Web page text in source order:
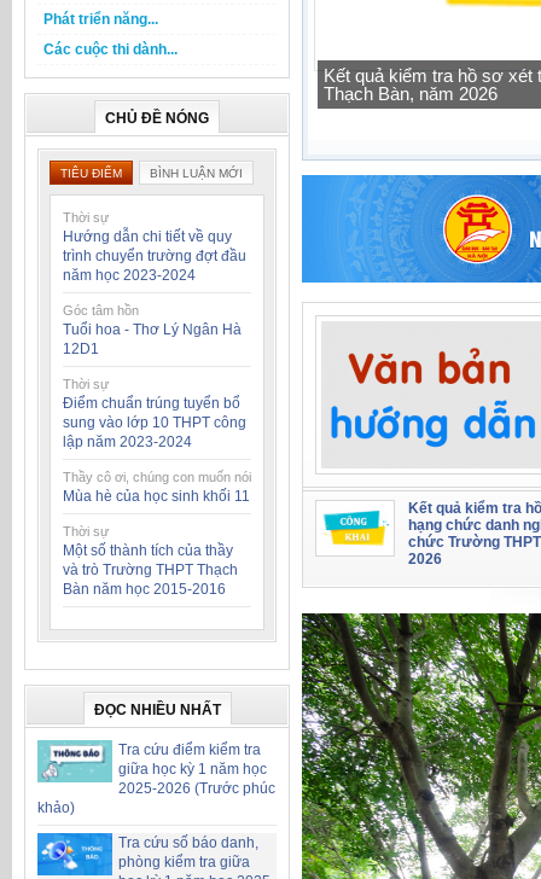
Phát triển năng...
Các cuộc thi dành...
CHỦ ĐỀ NÓNG
TIÊU ĐIỂM BÌNH LUẬN MỚI
Thời sự
Hướng dẫn chi tiết về quy
trình chuyển trường đợt đầu
năm học 2023-2024
Góc tâm hồn
Tuổi hoa - Thơ Lý Ngân Hà
12D1
Thời sự
Điểm chuẩn trúng tuyển bổ
sung vào lớp 10 THPT công
lập năm 2023-2024
Thầy cô ơi, chúng con muốn nói
Mùa hè của học sinh khối 11
Thời sự
Một số thành tích của thầy
và trò Trường THPT Thạch
Bàn năm học 2015-2016
ĐỌC NHIỀU NHẤT
Tra cứu điểm kiểm tra
giữa học kỳ 1 năm học
2025-2026 (Trước phúc
khảo)
Tra cứu số báo danh,
phòng kiểm tra giữa
Kết quả kiểm tra hồ sơ
Thạch Bàn, năm 2026
Kết quả kiểm tra
hạng chức danh
chức Trường
2026